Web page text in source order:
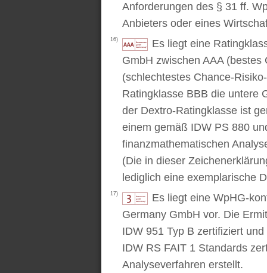
Anforderungen des § 31 ff.
Anbieters oder eines
16)
Es liegt eine
GmbH zwischen AAA
(schlechtestes Chance-
Ratingklasse BBB die untere
der Dextro-Ratingklasse ist
einem gemäß IDW PS 880
finanzmathematischen
(Die in dieser
lediglich eine exemplarische
17)
Es liegt eine WpHG-
Germany GmbH vor. Die
IDW 951 Typ B zertifiziert
IDW RS FAIT 1 Standards
Analyseverfahren erstellt.